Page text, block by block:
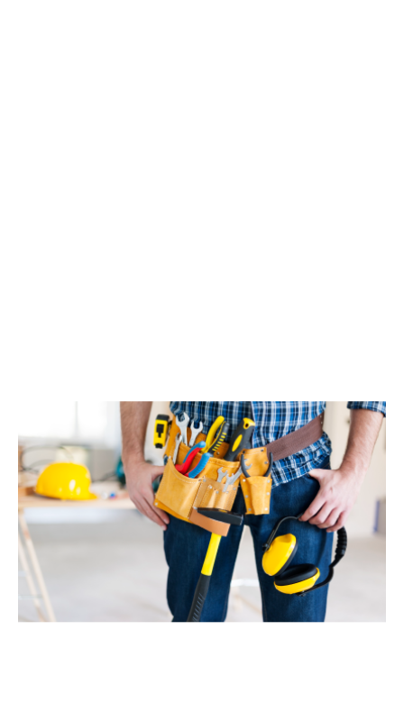
Service Bricoleur Multi services
Service : Multi services
Service Multi services